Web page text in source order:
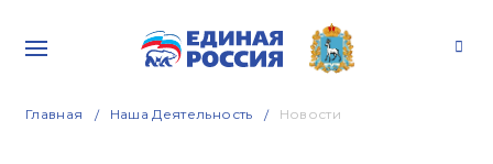
Главная Наша Деятельность Новости